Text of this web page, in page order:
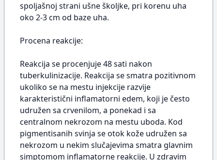
spoljašnoj strani ušne školjke, pri korenu uha
oko 2-3 cm od baze uha.
Procena reakcije:
Reakcija se procenjuje 48 sati nakon
tuberkulinizacije. Reakcija se smatra pozitivnom
ukoliko se na mestu injekcije razvije
karakteristični inflamatorni edem, koji je često
udružen sa crvenilom, a ponekad i sa
centralnom nekrozom na mestu uboda. Kod
pigmentisanih svinja se otok kože udružen sa
nekrozom u nekim slučajevima smatra glavnim
simptomom inflamatorne reakcije. U zdravim